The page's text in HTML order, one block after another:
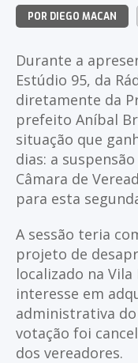
POR DIEGO MACAN
Durante a
Estúdio 95, da
diretamente da
prefeito Aníbal
situação que
dias: a
Câmara de
para esta
A sessão teria
projeto de
localizado na
interesse em
administrativa
votação foi
dos vereadores.